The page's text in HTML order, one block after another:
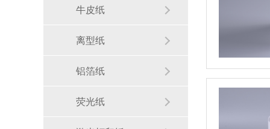
牛皮纸
离型纸
铝箔纸
荧光纸